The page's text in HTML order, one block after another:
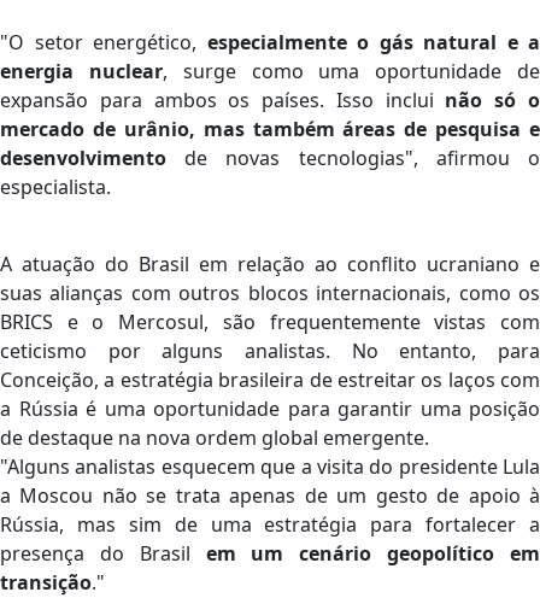
"O setor energético, especialmente o gás natural e a
energia nuclear, surge como uma oportunidade de
expansão para ambos os países. Isso inclui não só o
mercado de urânio, mas também áreas de pesquisa e
desenvolvimento de novas tecnologias", afirmou o
especialista.
A atuação do Brasil em relação ao conflito ucraniano e
suas alianças com outros blocos internacionais, como os
BRICS e o Mercosul, são frequentemente vistas com
ceticismo por alguns analistas. No entanto, para
Conceição, a estratégia brasileira de estreitar os laços com
a Rússia é uma oportunidade para garantir uma posição
de destaque na nova ordem global emergente.
"Alguns analistas esquecem que a visita do presidente Lula
a Moscou não se trata apenas de um gesto de apoio à
Rússia, mas sim de uma estratégia para fortalecer a
presença do Brasil em um cenário geopolítico em
transição."